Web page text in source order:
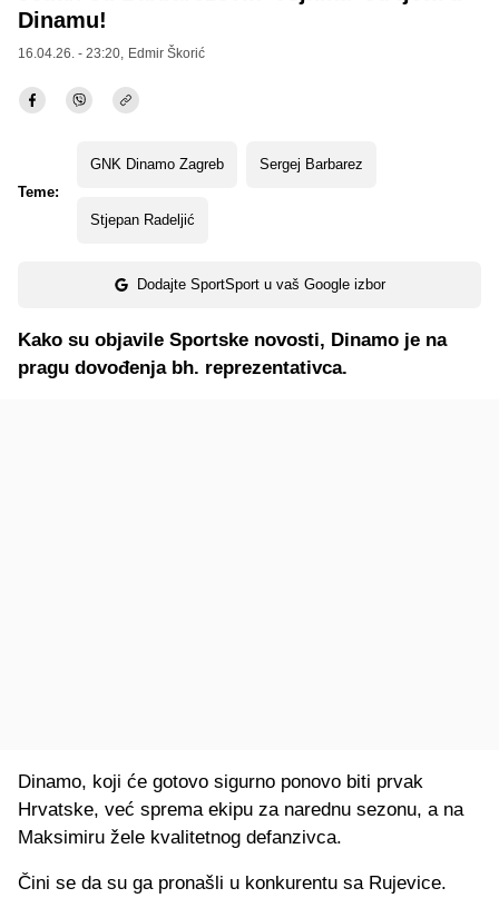
Dinamu!
16.04.26. - 23:20, Edmir Škorić
Teme:
GNK Dinamo Zagreb Sergej Barbarez
Stjepan Radeljić
Dodajte SportSport u vaš Google izbor
Kako su objavile Sportske novosti, Dinamo je na
pragu dovođenja bh. reprezentativca.
Dinamo, koji će gotovo sigurno ponovo biti prvak
Hrvatske, već sprema ekipu za narednu sezonu, a na
Maksimiru žele kvalitetnog defanzivca.
Čini se da su ga pronašli u konkurentu sa Rujevice.